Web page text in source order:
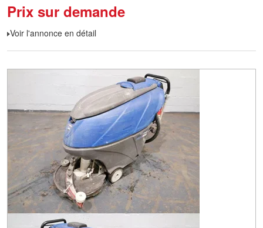
Prix sur demande
Voir l'annonce en détail